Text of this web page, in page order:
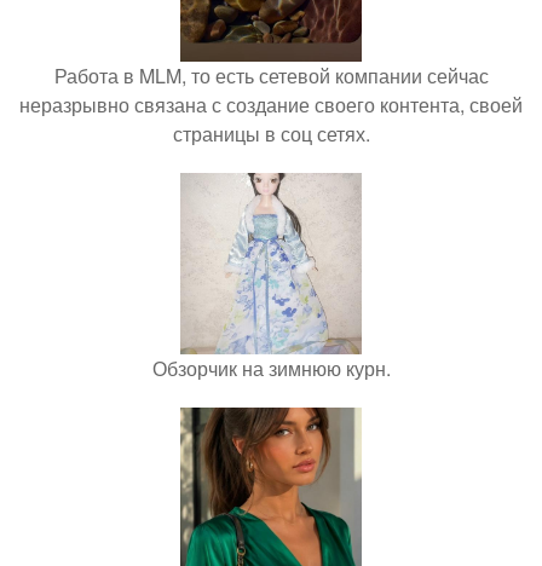
Работа в MLM, то есть сетевой компании сейчас
неразрывно связана с создание своего контента, своей
страницы в соц сетях.
Обзорчик на зимнюю курн.